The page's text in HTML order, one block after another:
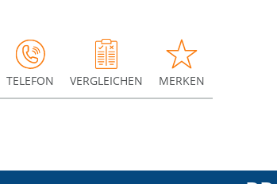
TELEFON VERGLEICHEN MERKEN